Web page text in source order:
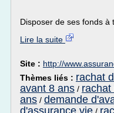
Disposer de ses fonds à
Lire la suite
Site : http://
Thèmes liés : rachat
avant 8 ans / rachat
ans / demande
d'assurance vie